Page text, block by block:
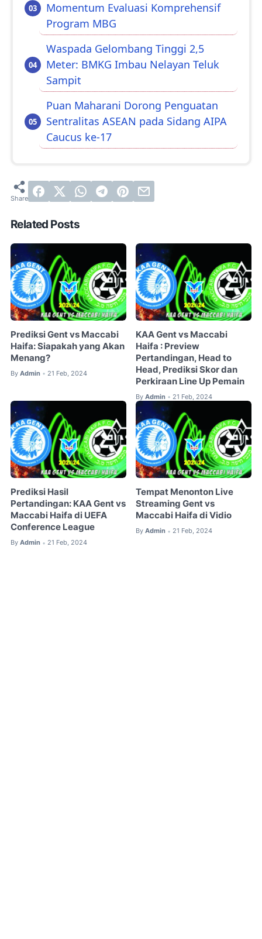
Momentum Evaluasi Komprehensif
Program MBG
Waspada Gelombang Tinggi 2,5
Meter: BMKG Imbau Nelayan Teluk
Sampit
Puan Maharani Dorong Penguatan
Sentralitas ASEAN pada Sidang AIPA
Caucus ke-17
Related Posts
Prediksi Gent vs Maccabi
Haifa: Siapakah yang Akan
Menang?
By Admin • 21 Feb, 2024
KAA Gent vs Maccabi
Haifa : Preview
Pertandingan, Head to
Head, Prediksi Skor dan
Perkiraan Line Up Pemain
By Admin • 21 Feb, 2024
Prediksi Hasil
Pertandingan: KAA Gent vs
Maccabi Haifa di UEFA
Conference League
By Admin • 21 Feb, 2024
Tempat Menonton Live
Streaming Gent vs
Maccabi Haifa di Vidio
By Admin • 21 Feb, 2024